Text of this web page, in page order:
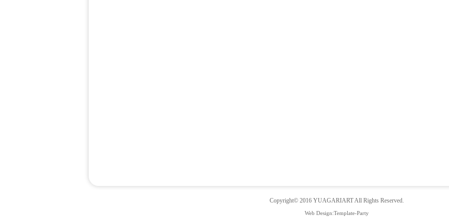
Copyright© 2016 YUAGARIARTAll Rights Reserved.
Web Design:Template-Party